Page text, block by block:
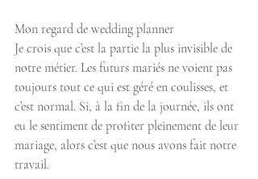
Mon regard de wedding planner
Je crois que c’est la partie la plus invisible de
notre métier. Les futurs mariés ne voient pas
toujours tout ce qui est géré en coulisses, et
c’est normal. Si, à la fin de la journée, ils ont
eu le sentiment de profiter pleinement de leur
mariage, alors c’est que nous avons fait notre
travail.